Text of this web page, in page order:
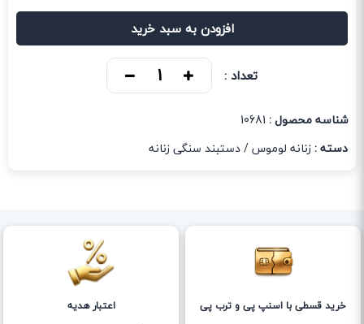
افزودن به سبد خرید
تعداد :
شناسه محصول : 10681
دسته :زنانه لوموس/دستبند سنگی زنانه
خرید قسطی با اسنپ پی و ترب پی اعتبار هدیه